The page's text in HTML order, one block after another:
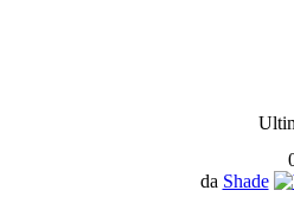
da Shade